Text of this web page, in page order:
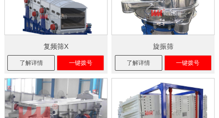
复频筛X
了解详情 一键拨号
旋振筛
了解详情 一键拨号